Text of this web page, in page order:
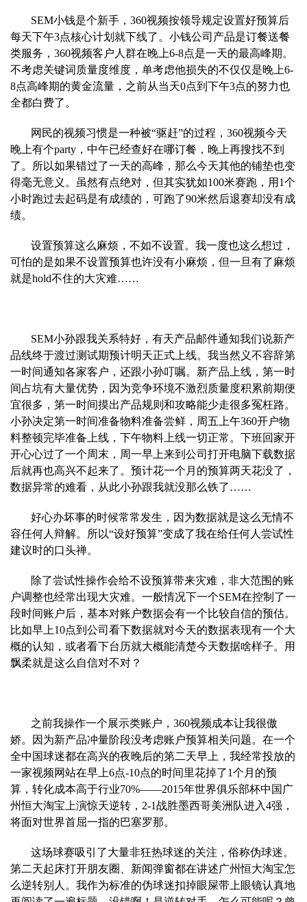
SEM小钱是个新手，360视频按领导规定设置好预算后
每天下午3点核心计划就下线了。小钱公司产品是订餐送餐
类服务，360视频客户人群在晚上6-8点是一天的最高峰期。
不考虑关键词质量度维度，单考虑他损失的不仅仅是晚上6-
8点高峰期的黄金流量，之前从当天0点到下午3点的努力也
全都白费了。
网民的视频习惯是一种被“驱赶”的过程，360视频今天
晚上有个party，中午已经查好在哪订餐，晚上再搜找不到
了。所以如果错过了一天的高峰，那么今天其他的铺垫也变
得毫无意义。虽然有点绝对，但其实犹如100米赛跑，用1个
小时跑过去起码是有成绩的，可跑了90米然后退赛却没有成
绩。
设置预算这么麻烦，不如不设置。我一度也这么想过，
可怕的是如果不设置预算也许没有小麻烦，但一旦有了麻烦
就是hold不住的大灾难……
SEM小孙跟我关系特好，有天产品邮件通知我们说新产
品线终于渡过测试期预计明天正式上线。我当然义不容辞第
一时间通知各家客户，还跟小孙叮嘱。新产品上线，第一时
间占坑有大量优势，因为竞争环境不激烈质量度积累前期便
宜很多，第一时间摸出产品规则和攻略能少走很多冤枉路。
小孙决定第一时间准备物料准备尝鲜，周五上午360开户物
料整顿完毕准备上线，下午物料上线一切正常。下班回家开
开心心过了一个周末，周一早上来到公司打开电脑下载数据
后就再也高兴不起来了。预计花一个月的预算两天花没了，
数据异常的难看，从此小孙跟我就没那么铁了……
好心办坏事的时候常常发生，因为数据就是这么无情不
容任何人辩解。所以“设好预算”变成了我在给任何人尝试性
建议时的口头禅。
除了尝试性操作会给不设预算带来灾难，非大范围的账
户调整也经常出现大灾难。一般情况下一个SEM在控制了一
段时间账户后，基本对账户数据会有一个比较自信的预估。
比如早上10点到公司看下数据就对今天的数据表现有一个大
概的认知，或者看下台历就大概能清楚今天数据啥样子。用
飘柔就是这么自信对不对？
之前我操作一个展示类账户，360视频成本让我很傲
娇。因为新产品冲量阶段没考虑账户预算相关问题。在一个
全中国球迷都在高兴的夜晚后的第二天早上，我经常投放的
一家视频网站在早上6点-10点的时间里花掉了1个月的预
算，转化成本高于行业70%——2015年世界俱乐部杯中国广
州恒大淘宝上演惊天逆转，2-1战胜墨西哥美洲队进入4强，
将面对世界首屈一指的巴塞罗那。
这场球赛吸引了大量非狂热球迷的关注，俗称伪球迷。
第二天起床打开朋友圈、新闻弹窗都在讲述广州恒大淘宝怎
么逆转别人。我作为标准的伪球迷扣掉眼屎带上眼镜认真地